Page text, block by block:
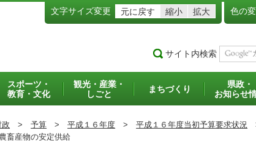
文字サイズ変更 元に戻す 縮小 拡大 色の
サイト内検索
スポーツ・
教育・文化
観光・産業・
しごと
まちづくり
県政・
お知らせ
> 予算 > 平成１６年度 > 平成１６年度当初予算要求状況
畜産物の安定供給